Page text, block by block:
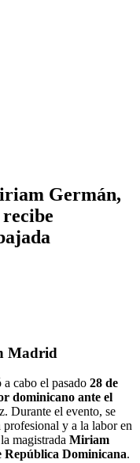
Germán,
Madrid
a cabo el pasado 28 de
dominicano ante el
Durante el evento, se
y a la labor en
magistrada Miriam
Dominicana.